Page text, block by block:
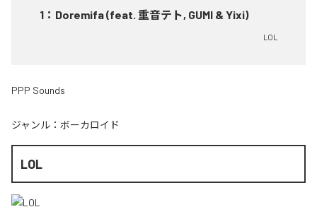
1 ： Doremifa (feat. 重音テト, GUMI & Yixi)
LOL
PPP Sounds
ジャンル： ボーカロイド
LOL